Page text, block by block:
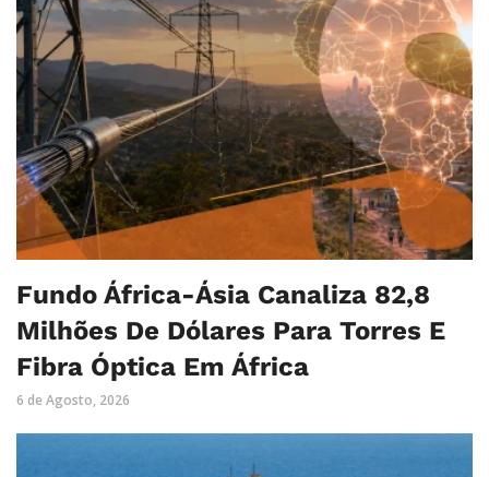
Fundo África-Ásia Canaliza 82,8
Milhões De Dólares Para Torres E
Fibra Óptica Em África
6 de Agosto, 2026